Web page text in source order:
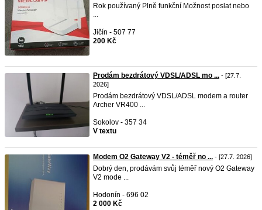
Rok používaný Plně funkční Možnost poslat nebo
...
Jičín - 507 77
200 Kč
Prodám bezdrátový VDSL/ADSL mo ... - [27.7.
2026]
Prodám bezdrátový VDSL/ADSL modem a router
Archer VR400 ...
Sokolov - 357 34
V textu
Modem O2 Gateway V2 - téměř no ... - [27.7. 2026]
Dobrý den, prodávám svůj téměř nový O2 Gateway
V2 mode ...
Hodonín - 696 02
2 000 Kč